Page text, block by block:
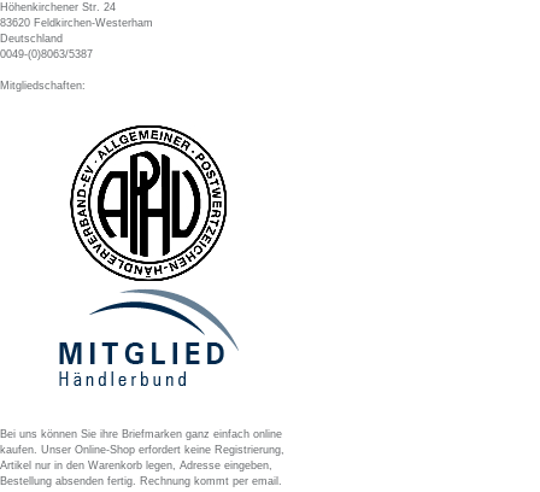
Höhenkirchener Str. 24
83620 Feldkirchen-Westerham
Deutschland
0049-(0)8063/5387
Mitgliedschaften:
Bei uns können Sie ihre Briefmarken ganz einfach online
kaufen. Unser Online-Shop erfordert keine Registrierung,
Artikel nur in den Warenkorb legen, Adresse eingeben,
Bestellung absenden fertig. Rechnung kommt per email.